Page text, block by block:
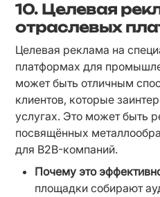
10. Целевая
отраслевых
Целевая реклама на
платформах для
может быть отличным
клиентов, которые
услугах. Это может быть
посвящённых
для B2B-компаний.
Почему это
площадки собирают